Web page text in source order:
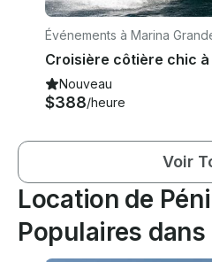
Événements à Marina
Nouveau
$388/heure
Voir
Location de
Populaires dans